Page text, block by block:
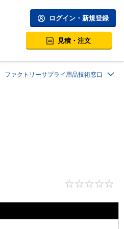
ログイン・新規登録
見積・注文
ファクトリーサプライ用品技術窓口